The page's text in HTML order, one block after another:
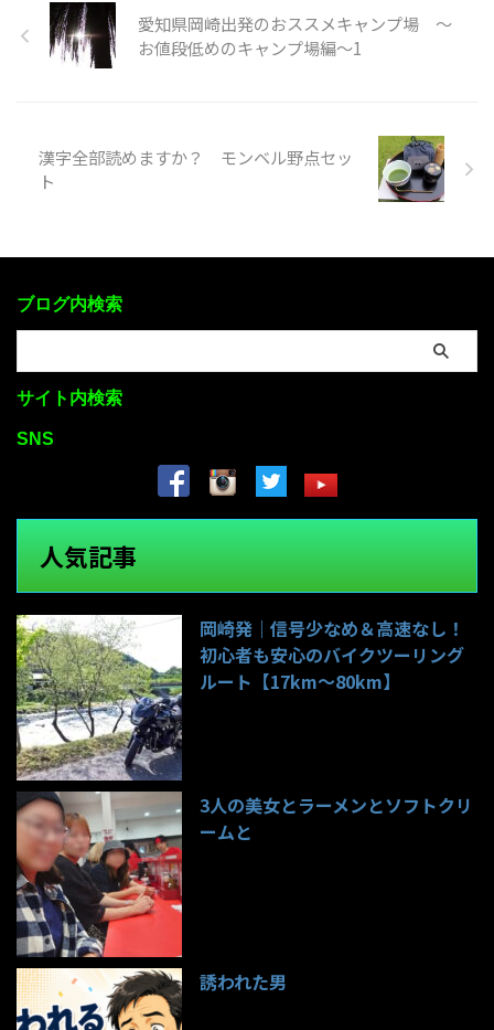
愛知県岡崎出発のおススメキャンプ場 ～
お値段低めのキャンプ場編～1
漢字全部読めますか？ モンベル野点セッ
ト
ブログ内検索
サイト内検索
SNS
人気記事
岡崎発｜信号少なめ＆高速なし！
初心者も安心のバイクツーリング
ルート【17km〜80km】
3人の美女とラーメンとソフトクリ
ームと
誘われた男